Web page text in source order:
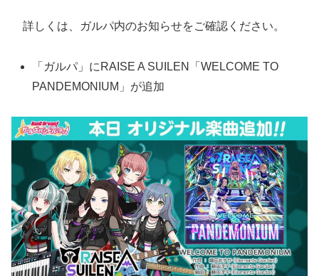
詳しくは、ガルパ内のお知らせをご確認ください。
「ガルパ」にRAISE A SUILEN「WELCOME TO
PANDEMONIUM」が追加